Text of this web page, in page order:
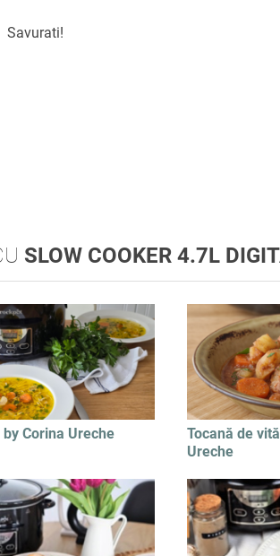
Savurati!
SLOW COOKER 4.7L
Corina Ureche
Tocană de
Ureche